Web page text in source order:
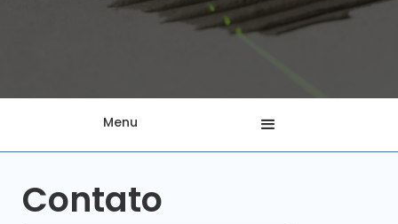
Menu
Contato